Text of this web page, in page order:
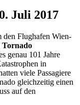
Juli 2017
den Flughafen Wien-
Tornado
genau 101 Jahre
in
viele Passagiere
gleichzeitig einen
auf den